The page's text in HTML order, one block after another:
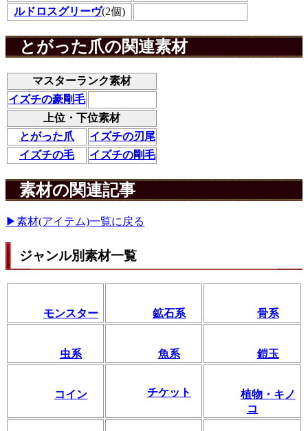
ルドロスグリーヴ(2個)
とがった爪の関連素材
マスターランク素材
イズチの豪剛毛
上位・下位素材
とがった爪
イズチの刃尾
イズチの毛
イズチの剛毛
素材の関連記事
▶素材(アイテム)一覧に戻る
ジャンル別素材一覧
モンスター 鉱石系 骨系
虫系 魚系 鎧玉
コイン チケット
植物・キノ
コ